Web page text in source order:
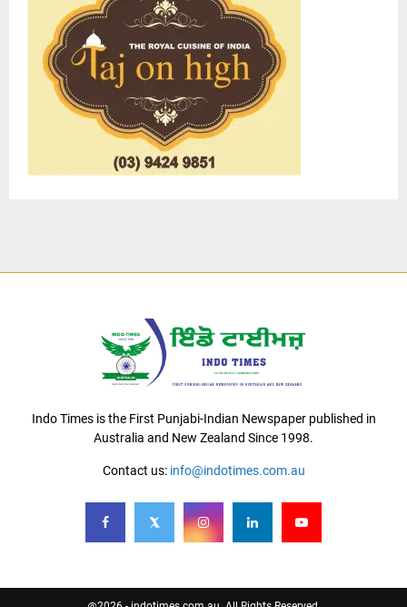
Indo Times is the First Punjabi-Indian Newspaper published in
Australia and New Zealand Since 1998.
Contact us: info@indotimes.com.au